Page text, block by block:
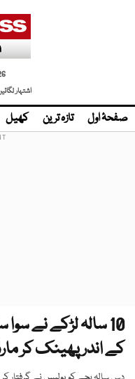
اشتہار
صفحۂ اول تازہ ترین کھیل
10 سالہ لڑکے نے
کے اندر پھینک کر